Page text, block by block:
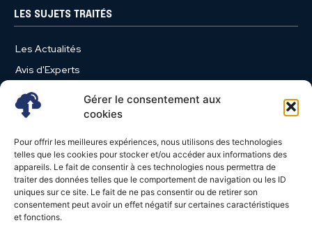
Gérer le consentement aux
cookies
Pour offrir les meilleures expériences, nous utilisons des technologies
telles que les cookies pour stocker et/ou accéder aux informations des
appareils. Le fait de consentir à ces technologies nous permettra de
traiter des données telles que le comportement de navigation ou les ID
uniques sur ce site. Le fait de ne pas consentir ou de retirer son
consentement peut avoir un effet négatif sur certaines caractéristiques
et fonctions.
LES SUJETS TRAITÉS
Les Actualités
Avis d'Experts
Produits et Services
Vie d'entreprise
Nominations
Études
Évènements
Video News